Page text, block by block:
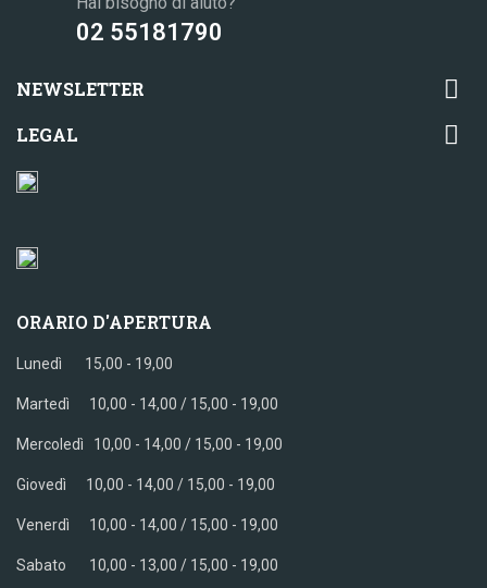
02 55181790
NEWSLETTER 
LEGAL 
ORARIO D'APERTURA
Lunedì 15,00 - 19,00
Martedì 10,00 - 14,00 / 15,00 - 19,00
Mercoledì 10,00 - 14,00 / 15,00 - 19,00
Giovedì 10,00 - 14,00 / 15,00 - 19,00
Venerdì 10,00 - 14,00 / 15,00 - 19,00
Sabato 10,00 - 13,00 / 15,00 - 19,00